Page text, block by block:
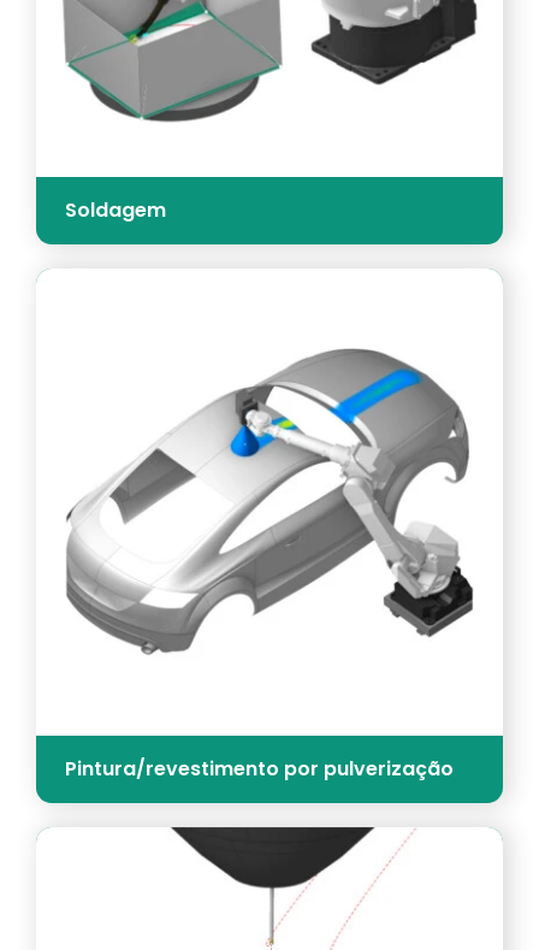
Soldagem
Pintura/revestimento por pulverização